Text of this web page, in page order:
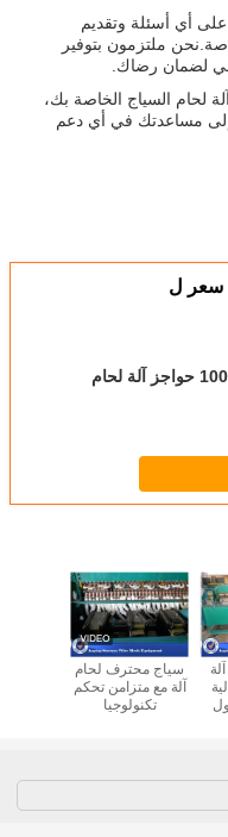
على أي أسئلة وتقديم
ملتزمون بتوفير
لضمان رضاك.
لحام السياج الخاصة بك،
إلى مساعدتك في أي دعم
سعر ل
نقطة واحدة 0-100kn حواجز آلة لحام
سياج محترف لحام
آلة مع متزامن تحكم
تكنولوجيا